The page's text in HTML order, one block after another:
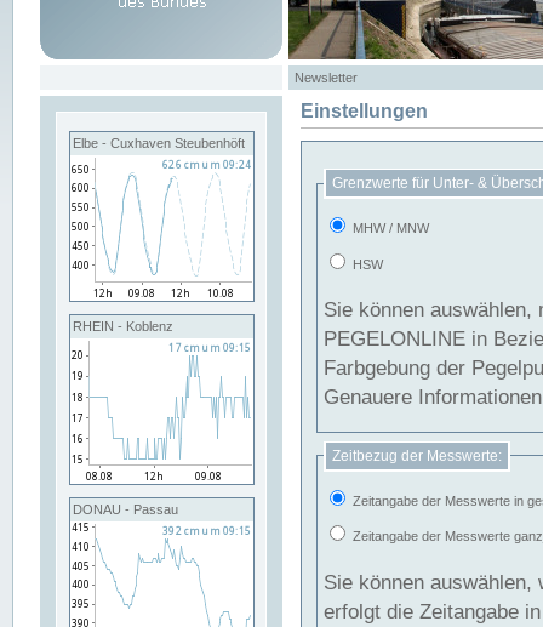
Newsletter
Elbe - Cuxhaven Steubenhöft
RHEIN - Koblenz
DONAU - Passau
Einstellungen
Grenzwerte für Unter- &
MHW / MNW
HSW
Sie können
PEGELONLINE in Beziehung
Farbgebung der
Genauere
Zeitbezug der Messwerte:
Zeitangabe der Messwerte in
Zeitangabe der Messwerte
Sie können auswählen,
erfolgt die Zeitangabe